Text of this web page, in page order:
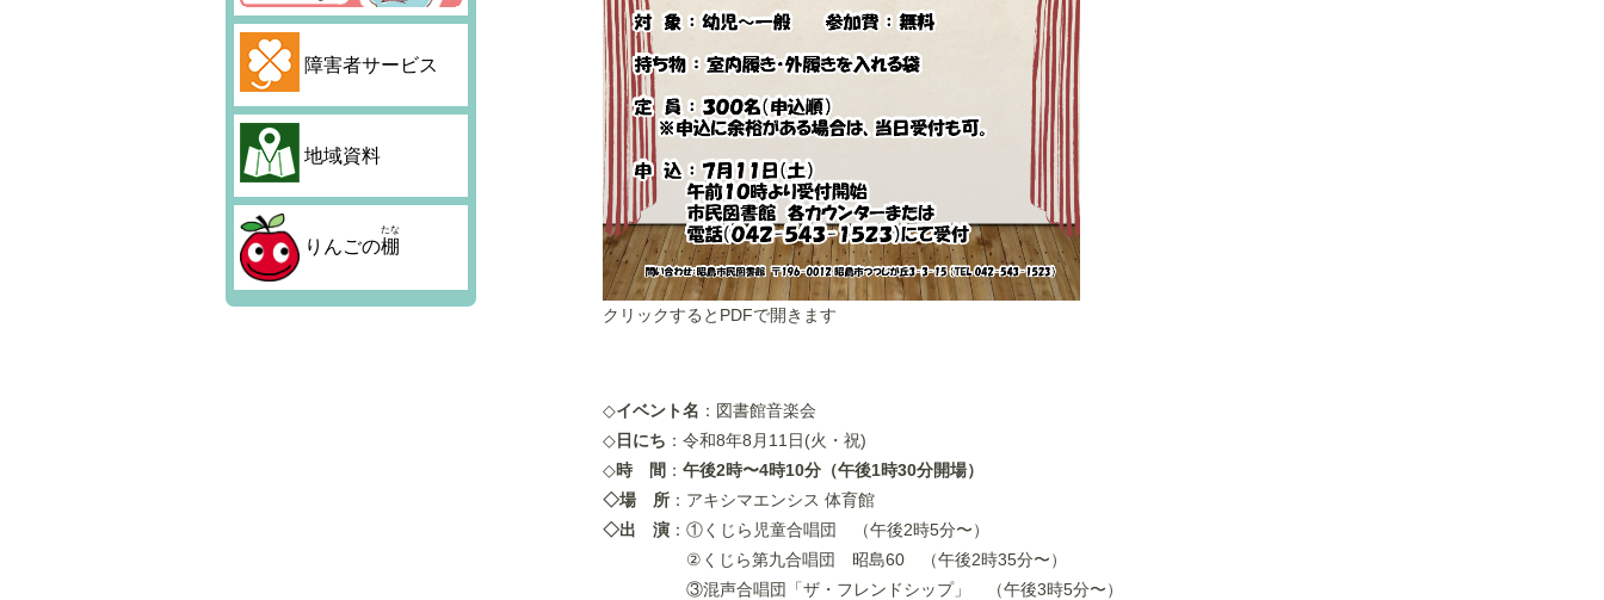
障害者サービス
地域資料
りんごの棚
たな
クリックするとPDFで開きます
◇イベント名 ：図書館音楽会
◇日にち ：令和8年8月11日(火・祝)
◇時 間 ：午後2時〜4時10分（午後1時30分開場）
◇場 所 ：アキシマエンシス 体育館
◇出 演 ：①くじら児童合唱団 （午後2時5分〜）
②くじら第九合唱団 昭島60 （午後2時35分〜）
③混声合唱団「ザ・フレンドシップ」 （午後3時5分〜）